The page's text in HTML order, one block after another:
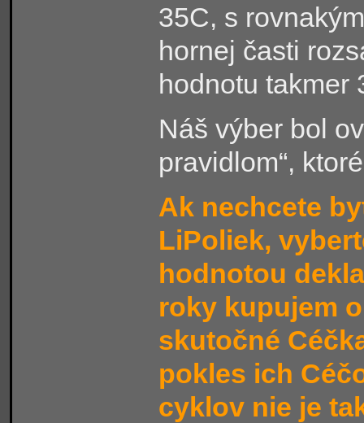
35C, s
hornej časti
hodnotu takmer
Náš výber bol
pravidlom“,
Ak nechcete
LiPoliek,
hodnotou
roky kupujem
skutočné
pokles ich
cyklov nie je